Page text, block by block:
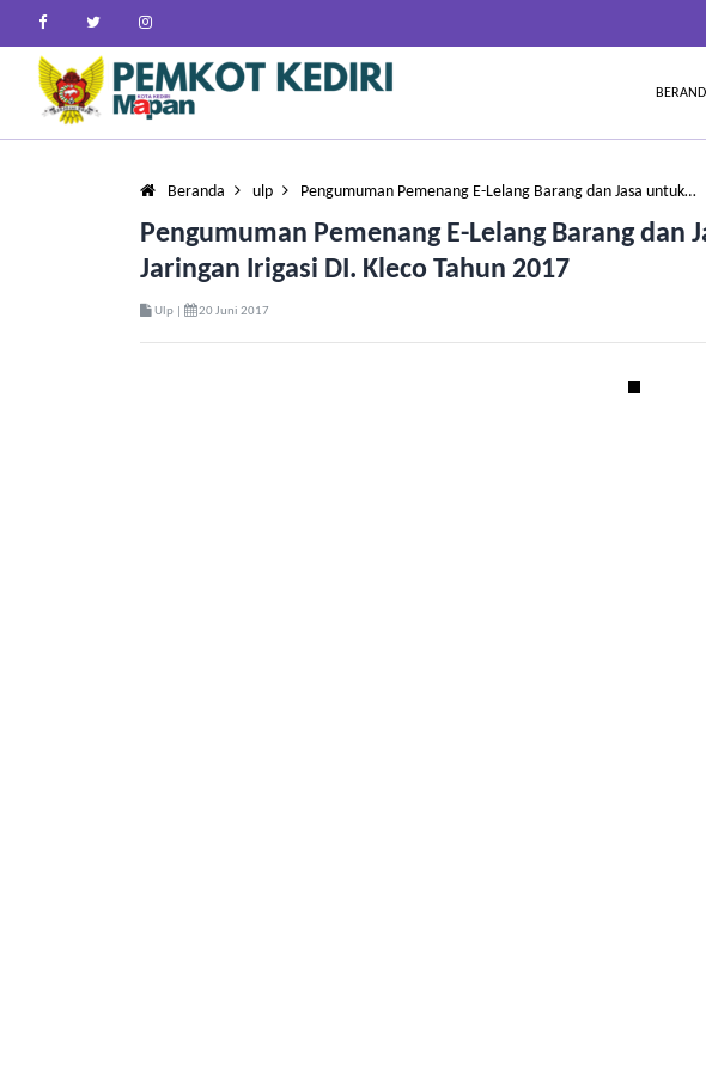
Beranda ulp Pengumuman Pemenang E-Lelang Barang dan Jasa untuk…
Pengumuman Pemenang E-Lelang Barang dan
Jaringan Irigasi DI. Kleco Tahun 2017
Ulp | 20 Juni 2017